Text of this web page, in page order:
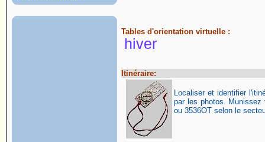
Tables d'orientation virtuelle :
hiver
Itinéraire:
Localiser et identifier
par les photos.
ou 3536OT selon le